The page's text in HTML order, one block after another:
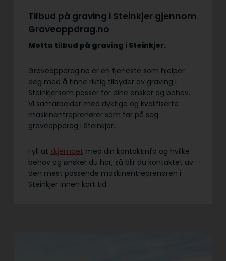
Tilbud på graving i Steinkjer gjennom
Graveoppdrag.no
Motta tilbud på graving i Steinkjer.
Graveoppdrag.no er en tjeneste som hjelper
deg med å finne riktig tilbyder av graving i
Steinkjersom passer for dine ønsker og behov.
Vi samarbeider med dyktige og kvalifiserte
maskinentreprenører som tar på seg
graveoppdrag i Steinkjer.
Fyll ut skjemaet med din kontaktinfo og hvilke
behov og ønsker du har, så blir du kontaktet av
den mest passende maskinentreprenøren i
Steinkjer innen kort tid.